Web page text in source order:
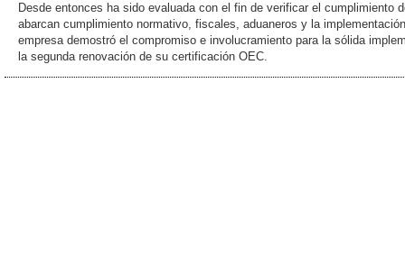
Desde entonces ha sido evaluada con el fin de verificar el cumplimiento
abarcan cumplimiento normativo, fiscales, aduaneros y la
empresa demostró el compromiso e involucramiento para la sólida
la segunda renovación de su certificación OEC.